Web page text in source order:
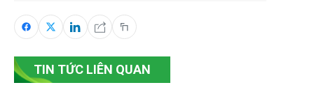
TIN TỨC LIÊN QUAN